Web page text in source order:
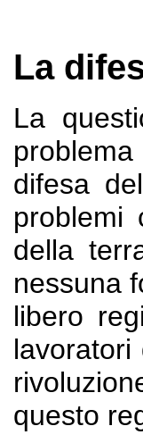
La
La
difesa
problemi
della
nessuna
libero
questo